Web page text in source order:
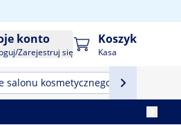
konto
Zarejestruj się
Koszyk
Kasa
salonu kosmetycznego